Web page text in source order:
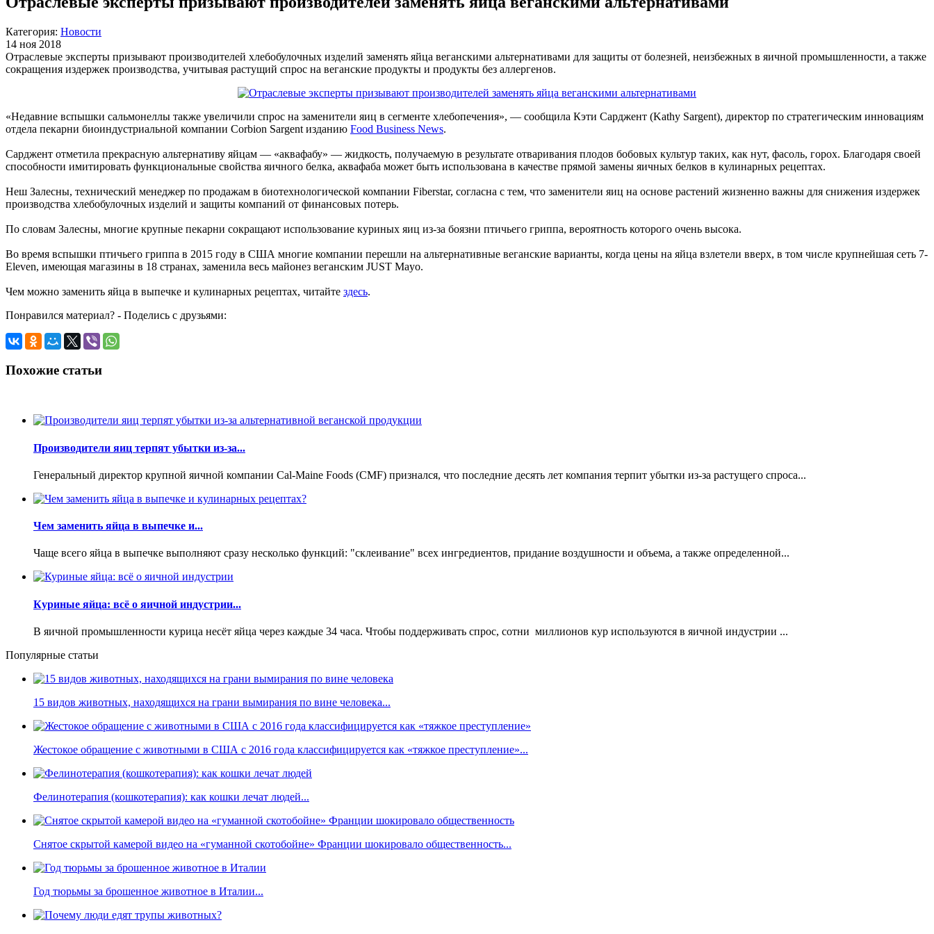
Категория: Новости
14 ноя 2018
Отраслевые эксперты призывают производителей хлебобулочных изделий заменять яйца веганскими альтернативами для защиты от болезней, неизбежных в яичной промышленности, а также
сокращения издержек производства, учитывая растущий спрос на веганские продукты и продукты без аллергенов.
«Недавние вспышки сальмонеллы также увеличили спрос на заменители яиц в сегменте хлебопечения», — сообщила Кэти Сарджент (Kathy Sargent), директор по стратегическим инновациям
отдела пекарни биоиндустриальной компании Corbion Sargent изданию Food Business News.
Сарджент отметила прекрасную альтернативу яйцам — «аквафабу» — жидкость, получаемую в результате отваривания плодов бобовых культур таких, как нут, фасоль, горох. Благодаря своей
способности имитировать функциональные свойства яичного белка, аквафаба может быть использована в качестве прямой замены яичных белков в кулинарных рецептах.
Неш Залесны, технический менеджер по продажам в биотехнологической компании Fiberstar, согласна с тем, что заменители яиц на основе растений жизненно важны для снижения издержек
производства хлебобулочных изделий и защиты компаний от финансовых потерь.
По словам Залесны, многие крупные пекарни сокращают использование куриных яиц из-за боязни птичьего гриппа, вероятность которого очень высока.
Во время вспышки птичьего гриппа в 2015 году в США многие компании перешли на альтернативные веганские варианты, когда цены на яйца взлетели вверх, в том числе крупнейшая сеть 7-
Eleven, имеющая магазины в 18 странах, заменила весь майонез веганским JUST Mayo.
Чем можно заменить яйца в выпечке и кулинарных рецептах, читайте здесь.
Понравился материал? - Поделись с друзьями:
Похожие статьи
Производители яиц терпят убытки из-за...
Генеральный директор крупной яичной компании Cal-Maine Foods (CMF) признался, что последние десять лет компания терпит убытки из-за растущего спроса...
Чем заменить яйца в выпечке и...
Чаще всего яйца в выпечке выполняют сразу несколько функций: "склеивание" всех ингредиентов, придание воздушности и объема, а также определенной...
Куриные яйца: всё о яичной индустрии...
В яичной промышленности курица несёт яйца через каждые 34 часа. Чтобы поддерживать спрос, сотни миллионов кур используются в яичной индустрии ...
Популярные статьи
15 видов животных, находящихся на грани вымирания по вине человека...
Жестокое обращение с животными в США с 2016 года классифицируется как «тяжкое преступление»...
Фелинотерапия (кошкотерапия): как кошки лечат людей...
Снятое скрытой камерой видео на «гуманной скотобойне» Франции шокировало общественность...
Год тюрьмы за брошенное животное в Италии...